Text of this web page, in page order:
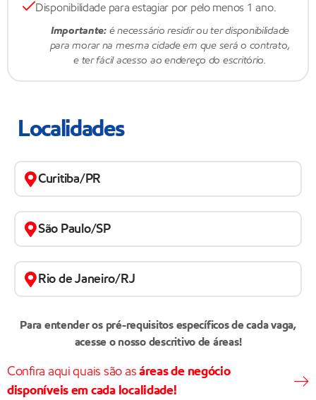
Disponibilidade para estagiar por pelo menos 1 ano.
Importante:é necessário residir ou ter disponibilidade
para morar na mesma cidade em que será o contrato,
e ter fácil acesso ao endereço do escritório.
Localidades
Curitiba/PR
São Paulo/SP
Rio de Janeiro/RJ
Para entender os pré-requisitos específicos de cada vaga,
acesse o nosso descritivo de áreas!
Confira aqui quais são asáreas de negócio
disponíveis em cada localidade!